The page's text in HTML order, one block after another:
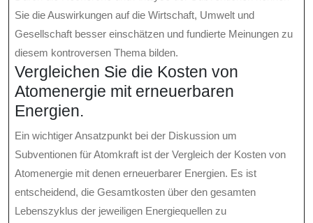
Sie die Auswirkungen auf die Wirtschaft, Umwelt und
Gesellschaft besser einschätzen und fundierte Meinungen zu
diesem kontroversen Thema bilden.
Vergleichen Sie die Kosten von
Atomenergie mit erneuerbaren
Energien.
Ein wichtiger Ansatzpunkt bei der Diskussion um
Subventionen für Atomkraft ist der Vergleich der Kosten von
Atomenergie mit denen erneuerbarer Energien. Es ist
entscheidend, die Gesamtkosten über den gesamten
Lebenszyklus der jeweiligen Energiequellen zu